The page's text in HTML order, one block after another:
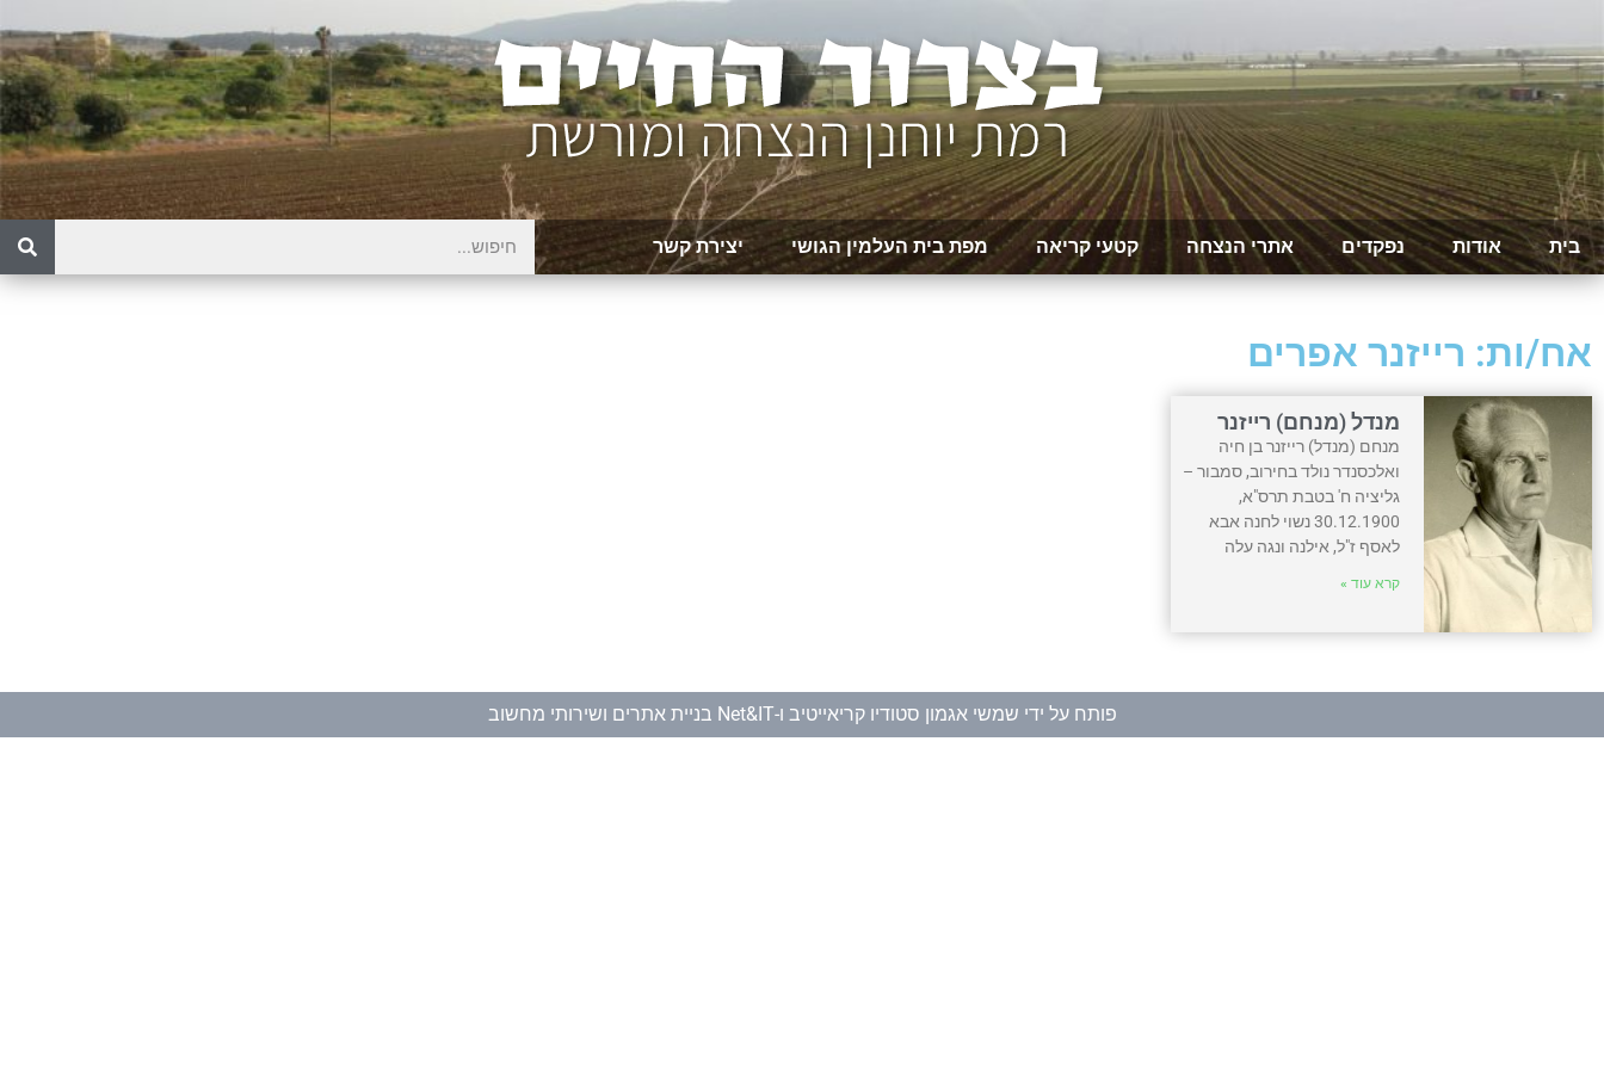
בית אודות נפקדים אתרי הנצחה קטעי קריאה מפת בית העלמין הגושי יצירת קשר
אח/ות: רייזנר אפרים
מנדל (מנחם) רייזנר
מנחם (מנדל) רייזנר בן חיה
ואלכסנדר נולד בחירוב, סמבור –
גליציה ח' בטבת תרס"א,
30.12.1900 נשוי לחנה אבא
לאסף ז"ל, אילנה ונגה עלה
קרא עוד »
פותח על ידי שמשי אגמון סטודיו קריאייטיב ו-Net&IT בניית אתרים ושירותי מחשוב